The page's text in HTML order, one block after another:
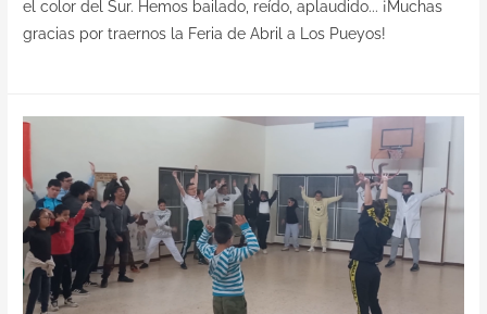
el color del Sur. Hemos bailado, reído, aplaudido... ¡Muchas
gracias por traernos la Feria de Abril a Los Pueyos!